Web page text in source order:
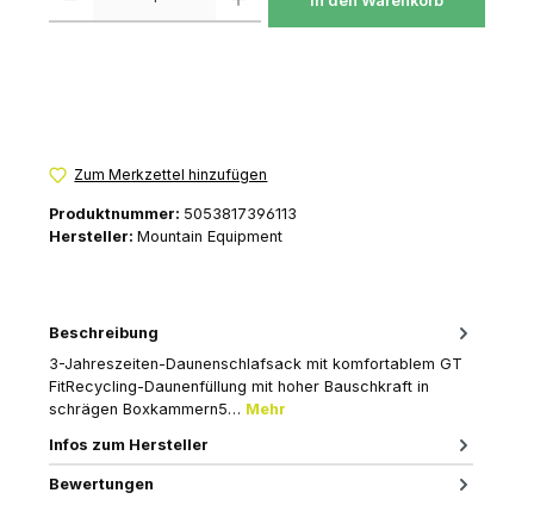
Zum Merkzettel hinzufügen
Produktnummer: 5053817396113
Hersteller: Mountain Equipment
Beschreibung
3-Jahreszeiten-Daunenschlafsack mit komfortablem GT
FitRecycling-Daunenfüllung mit hoher Bauschkraft in
schrägen Boxkammern5… Mehr
Infos zum Hersteller
Bewertungen